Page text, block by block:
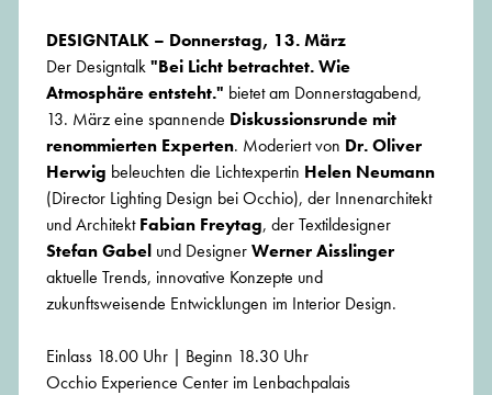
DESIGNTALK – Donnerstag, 13. März
Der Designtalk"Bei Licht betrachtet. Wie
Atmosphäre entsteht." bietet am Donnerstagabend,
13. März eine spannende Diskussionsrunde mit
renommierten Experten. Moderiert von Dr. Oliver
Herwig beleuchten die Lichtexpertin Helen Neumann
(Director Lighting Design bei Occhio), der Innenarchitekt
und ArchitektFabian Freytag, der Textildesigner
Stefan Gabel und DesignerWerner Aisslinger
aktuelle Trends, innovative Konzepte und
zukunftsweisende Entwicklungen im Interior Design.
Einlass 18.00 Uhr | Beginn 18.30 Uhr
Occhio Experience Center im Lenbachpalais